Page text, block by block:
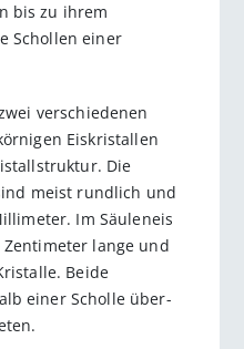
bis zu ihrem
Schollen einer
verschiedenen
Eiskristallen
Die
meist rundlich und
Im Säuleneis
lange und
Beide
einer Scholle über-